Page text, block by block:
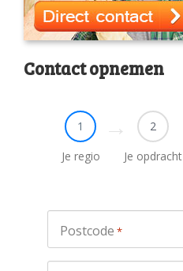
Contact opnemen
1
Je regio
2
Je opdracht
Postcode *